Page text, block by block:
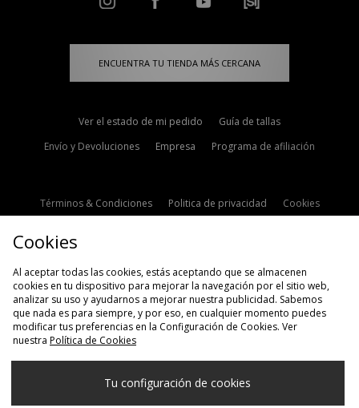
ENCUENTRA TU TIENDA MÁS CERCANA
Ver el estado de mi pedido
Guía de tallas
Envío y Devoluciones
Empresa Programa de afiliación
Términos & Condiciones Politica de privacidad
Cookies
Selecciona País
España
Cookies
Al aceptar todas las cookies, estás aceptando que se almacenen
cookies en tu dispositivo para mejorar la navegación por el sitio web,
analizar su uso y ayudarnos a mejorar nuestra publicidad. Sabemos
que nada es para siempre, y por eso, en cualquier momento puedes
modificar tus preferencias en la Configuración de Cookies. Ver
nuestra Política de Cookies
Tu configuración de cookies